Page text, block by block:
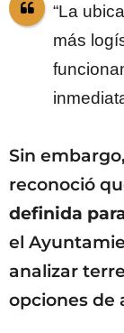
“La
más
Sin
reconoció
definida
el
analizar
opciones de